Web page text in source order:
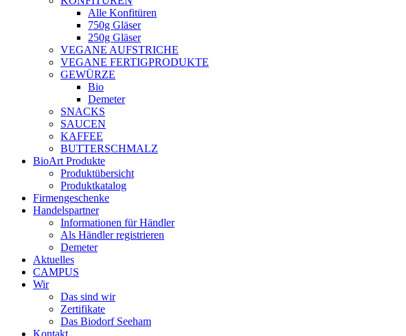
Alle Konfitüren
750g Gläser
250g Gläser
VEGANE AUFSTRICHE
VEGANE FERTIGPRODUKTE
GEWÜRZE
Bio
Demeter
SNACKS
SAUCEN
KAFFEE
BUTTERSCHMALZ
BioArt Produkte
Produktübersicht
Produktkatalog
Firmengeschenke
Handelspartner
Informationen für Händler
Als Händler registrieren
Demeter
Aktuelles
CAMPUS
Wir
Das sind wir
Zertifikate
Das Biodorf Seeham
Kontakt